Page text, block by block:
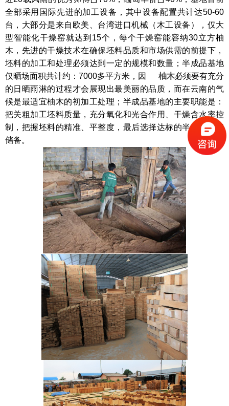
全部采用国际先进的加工设备，其中设备配置共计达50-60
台，大部分是来自欧美、台湾进口机械（木工设备），仅大
型智能化干燥窑就达到15个，每个干燥窑能容纳30立方柚
木，先进的干燥技术在确保坯料品质和市场供需的前提下，
坯料的加工和处理必须达到一定的规模和数量；半成品基地
仅晒场面积共计约：7000多平方米，因
柚木必须要有充分
的日晒雨淋的过程才会展现出最美丽的品质，而在云南的气
候是最适宜柚木的初加工处理；半成品基地的主要职能是：
把关粗加工坯料质量，充分氧化和光合作用、干燥含水率控
制，把握坯料的精准、平整度，最后选择达标的半成品入库
储备。